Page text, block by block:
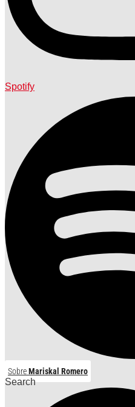
Spotify
SobreMariskal Romero
Search